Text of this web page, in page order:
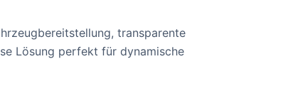
transparente
Lösung perfekt für dynamische